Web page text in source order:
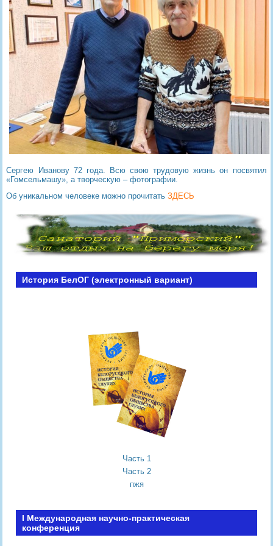
Сергею Иванову 72 года. Всю свою трудовую жизнь он посвятил
«Гомсельмашу», а творческую – фотографии.
Об уникальном человеке можно прочитатьЗДЕСЬ
История БелОГ (электронный вариант)
Часть 1
Часть 2
пжя
I Международная научно-практическая
конференция